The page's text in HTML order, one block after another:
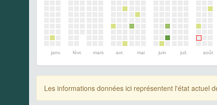
janv. févr. mars avr. mai juin juil. août
Les informations données ici représentent l'état actuel